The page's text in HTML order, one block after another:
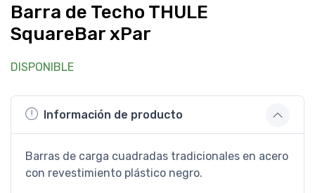
Barra de Techo THULE
SquareBar xPar
DISPONIBLE
Información de producto
Barras de carga cuadradas tradicionales en acero
con revestimiento plástico negro.